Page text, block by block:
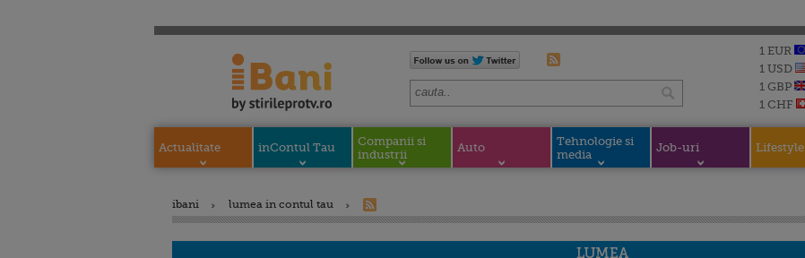
1 EUR
1 USD
1 GBP
1 CHF
Actualitate inContul Tau
Companii si
industrii
Auto
Tehnologie si
media
Job-uri Lifestyle
ibani lumea in contul tau